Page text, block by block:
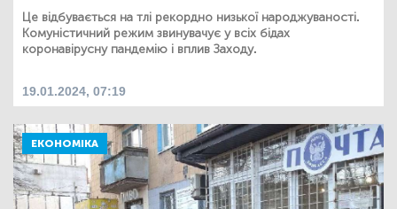
Це відбувається на тлі рекордно низької народжуваності.
Комуністичний режим звинувачує у всіх бідах
коронавірусну пандемію і вплив Заходу.
19.01.2024, 07:19
ЕКОНОМІКА